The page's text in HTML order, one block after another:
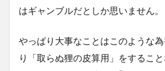
はギャンブルだとしか思いません。
やっぱり大事なことはこのような
り「取らぬ狸の皮算用」をするこ